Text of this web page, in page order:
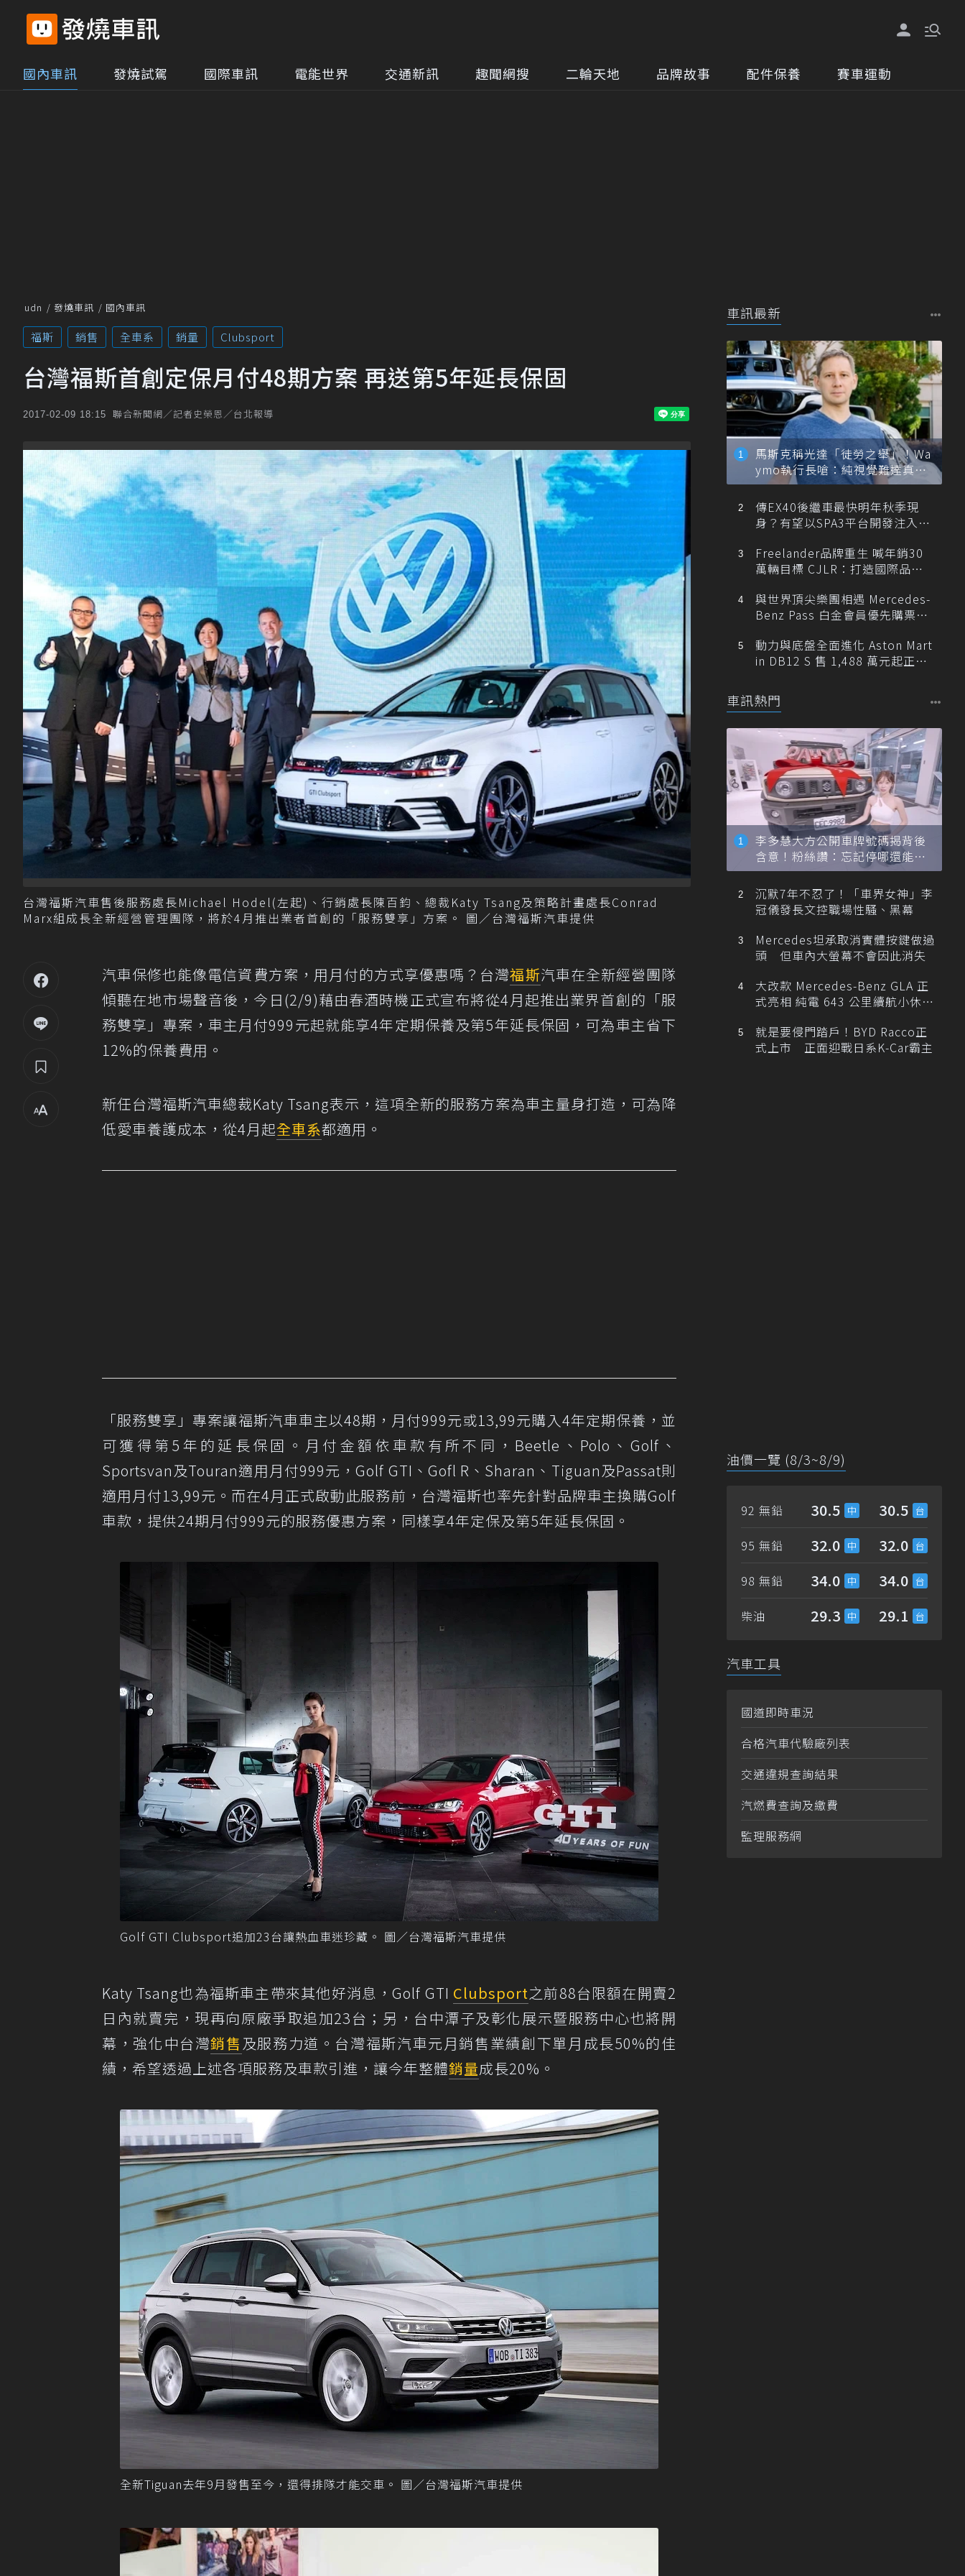
國內車訊 發燒試駕 國際車訊 電能世界 交通新訊 趣聞網搜 二輪天地 品牌故事 配件保養 賽車運動
udn 發燒車訊 國內車訊
福斯 銷售 全車系 銷量 Clubsport
台灣福斯首創定保月付48期方案 再送第5年延長保固
2017-02-09 18:15 聯合新聞網／記者史榮恩／台北報導
台灣福斯汽車售後服務處長Michael Hodel(左起)、行銷處長陳百鈞、總裁Katy Tsang及策略計畫處長Conrad
Marx組成長全新經營管理團隊，將於4月推出業者首創的「服務雙享」方案。 圖／台灣福斯汽車提供
汽車保修也能像電信資費方案，用月付的方式享優惠嗎？台灣福斯汽車在全新經營團隊
傾聽在地市場聲音後，今日(2/9)藉由春酒時機正式宣布將從4月起推出業界首創的「服
務雙享」專案，車主月付999元起就能享4年定期保養及第5年延長保固，可為車主省下
12%的保養費用。
新任台灣福斯汽車總裁Katy Tsang表示，這項全新的服務方案為車主量身打造，可為降
低愛車養護成本，從4月起全車系都適用。
「服務雙享」專案讓福斯汽車車主以48期，月付999元或13,99元購入4年定期保養，並
可獲得第5年的延長保固。月付金額依車款有所不同，Beetle、Polo、Golf、
Sportsvan及Touran適用月付999元，Golf GTI、Gofl R、Sharan、Tiguan及Passat則
適用月付13,99元。而在4月正式啟動此服務前，台灣福斯也率先針對品牌車主換購Golf
車款，提供24期月付999元的服務優惠方案，同樣享4年定保及第5年延長保固。
Golf GTI Clubsport追加23台讓熱血車迷珍藏。 圖／台灣福斯汽車提供
Katy Tsang也為福斯車主帶來其他好消息，Golf GTI Clubsport之前88台限額在開賣2
日內就賣完，現再向原廠爭取追加23台；另，台中潭子及彰化展示暨服務中心也將開
幕，強化中台灣銷售 及服務力道。台灣福斯汽車元月銷售業績創下單月成長50%的佳
績，希望透過上述各項服務及車款引進，讓今年整體銷量成長20%。
全新Tiguan去年9月發售至今，還得排隊才能交車。 圖／台灣福斯汽車提供
車訊最新
馬斯克稱光達「徒勞之舉」！Wa
ymo執行長嗆：純視覺難達真正
自動駕駛
傳EX40後繼車最快明年秋季現
身？有望以SPA3平台開發注入80
Freelander品牌重生 喊年銷30
萬輛目標 CJLR：打造國際品牌
與世界頂尖樂團相遇 Mercedes-
Benz Pass 白金會員優先購票維
動力與底盤全面進化 Aston Mart
in DB12 S 售 1,488 萬元起正式
車訊熱門
李多慧大方公開車牌號碼揭背後
含意！粉絲讚：忘記停哪還能幫
忙找車
沉默7年不忍了！「車界女神」李
冠儀發長文控職場性騷、黑幕
Mercedes坦承取消實體按鍵做過
頭 但車內大螢幕不會因此消失
大改款 Mercedes-Benz GLA 正
式亮相 純電 643 公里續航小休
就是要侵門踏戶！BYD Racco正
式上市 正面迎戰日系K-Car霸主
油價一覽 (8/3~8/9)
92 無鉛 30.5 30.5
95 無鉛 32.0 32.0
98 無鉛 34.0 34.0
柴油 29.3 29.1
汽車工具
國道即時車況
合格汽車代驗廠列表
交通違規查詢結果
汽燃費查詢及繳費
監理服務網